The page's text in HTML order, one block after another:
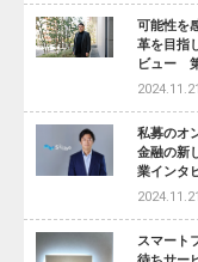
可能性を
革を目指
ビュー
2024.11.21
私募のオ
金融の新
業インタ
2024.11.21
スマート